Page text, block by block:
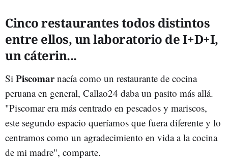
Cinco restaurantes todos distintos
entre ellos, un laboratorio de I+D+I,
un cáterin...
Si Piscomarnacía como un restaurante de cocina
peruana en general, Callao24 daba un pasito más allá.
"Piscomar era más centrado en pescados y mariscos,
este segundo espacio queríamos que fuera diferente y lo
centramos como un agradecimiento en vida a la cocina
de mi madre", comparte.